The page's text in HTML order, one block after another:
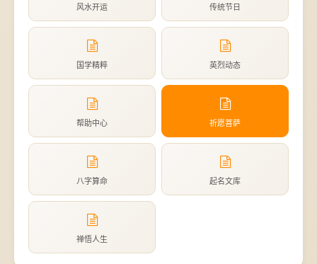
风水开运 传统节日
国学精粹 英烈动态
帮助中心 祈愿菩萨
八字算命 起名文库
禅悟人生